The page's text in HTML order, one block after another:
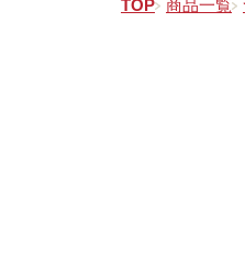
TOP 商品一覧